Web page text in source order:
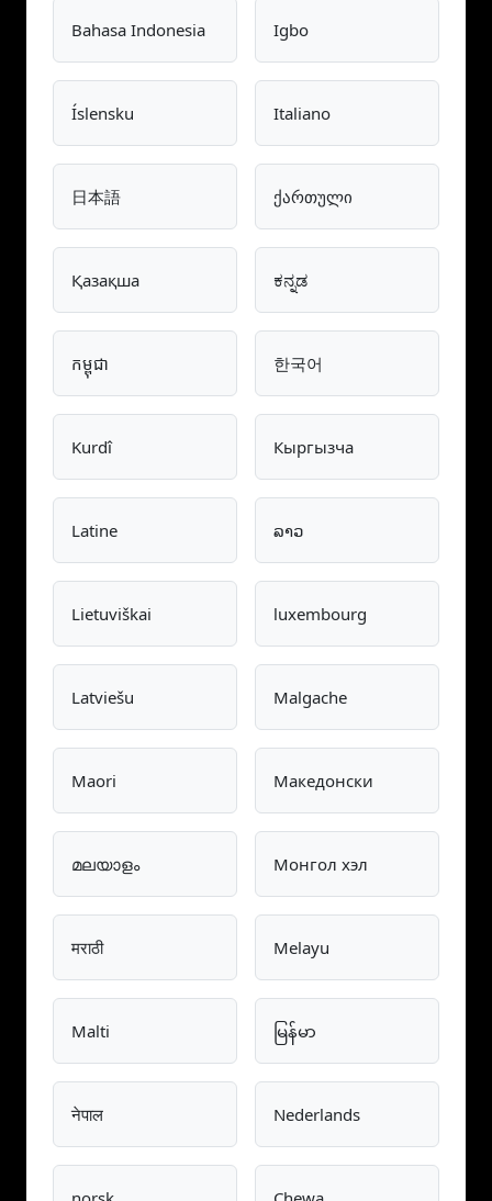
Bahasa Indonesia Igbo
Íslensku Italiano
日本語 ქართული
Қазақша ಕನ್ನಡ
កម្ពុជា 한국어
Kurdî Кыргызча
Latine ລາວ
Lietuviškai luxembourg
Latviešu Malgache
Maori Македонски
മലയാളം Монгол хэл
मराठी Melayu
Malti မြန်မာ
नेपाल Nederlands